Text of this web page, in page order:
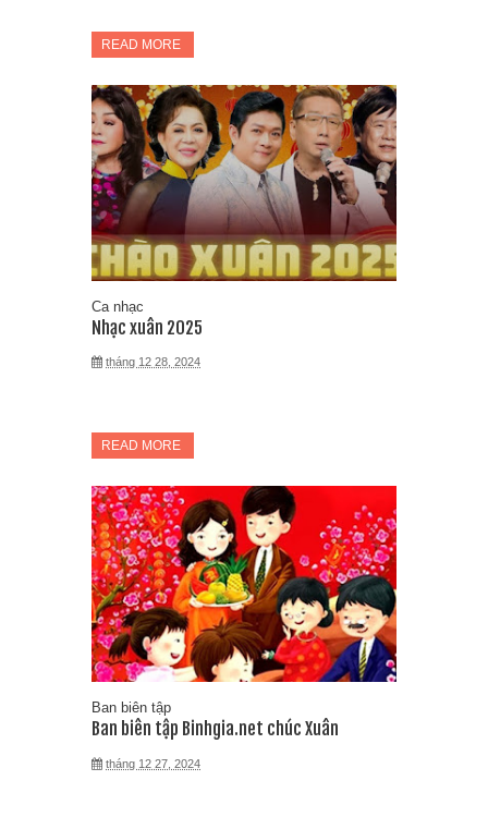
READ MORE
Ca nhạc
Nhạc xuân 2025
tháng 12 28, 2024
READ MORE
Ban biên tập
Ban biên tập Binhgia.net chúc Xuân
tháng 12 27, 2024